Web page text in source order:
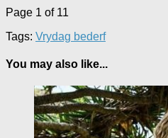
Page 1 of 11
Tags: Vrydag bederf
You may also like...